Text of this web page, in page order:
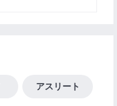
アスリート